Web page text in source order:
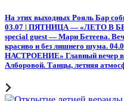
На этих выходных Рояль Бар
03.07 | ПЯТНИЦА — «ЛЕТО В
special guest — Мари Бетеева.
красиво и без лишнего шума.
НАСТРОЕНИЕ» Главный вечер
Алборовой. Танцы, летняя